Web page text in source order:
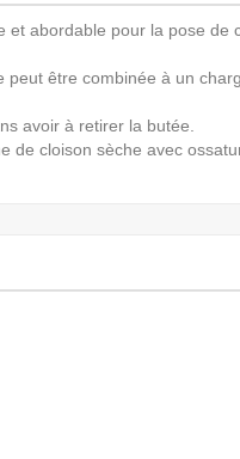
abordable pour la pose de
être combinée à un
avoir à retirer la butée.
de cloison sèche avec